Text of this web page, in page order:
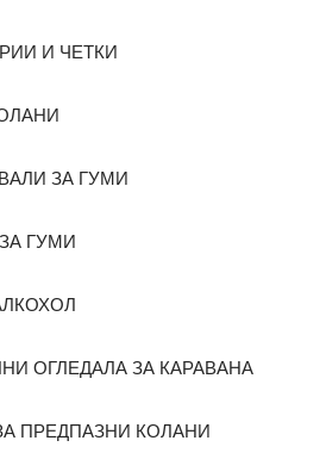
И ЧЕТКИ
ЗА ГУМИ
ГУМИ
ОГЛЕДАЛА ЗА КАРАВАНА
ПРЕДПАЗНИ КОЛАНИ